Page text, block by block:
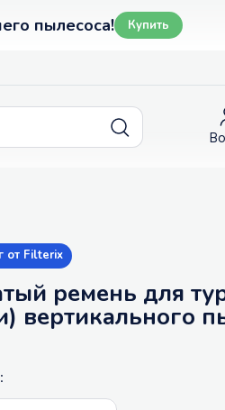
пылесоса! Купить
от Filterix
ремень для
вертикального